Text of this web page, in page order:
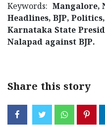
Keywords: Mangalore,
Headlines, BJP,
Karnataka State
Nalapad against BJP.
Share this story